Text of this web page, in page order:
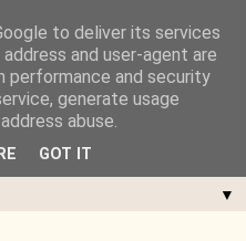
▼
to deliver its services
and user-agent are
performance and security
generate usage
abuse.
GOT IT